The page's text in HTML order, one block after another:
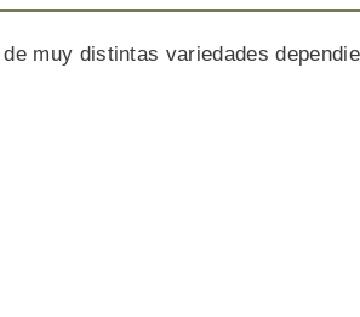
muy distintas variedades